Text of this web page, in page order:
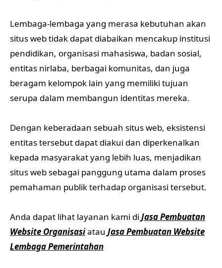
Lembaga-lembaga yang merasa kebutuhan akan
situs web tidak dapat diabaikan mencakup institusi
pendidikan, organisasi mahasiswa, badan sosial,
entitas nirlaba, berbagai komunitas, dan juga
beragam kelompok lain yang memiliki tujuan
serupa dalam membangun identitas mereka.
Dengan keberadaan sebuah situs web, eksistensi
entitas tersebut dapat diakui dan diperkenalkan
kepada masyarakat yang lebih luas, menjadikan
situs web sebagai panggung utama dalam proses
pemahaman publik terhadap organisasi tersebut.
Anda dapat lihat layanan kami di Jasa Pembuatan
Website Organisasiatau Jasa Pembuatan Website
Lembaga Pemerintahan